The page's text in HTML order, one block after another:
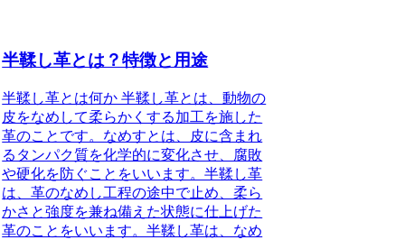
半鞣し革とは？特徴と用途
半鞣し革とは何か 半鞣し革とは、動物の
皮をなめして柔らかくする加工を施した
革のことです。なめすとは、皮に含まれ
るタンパク質を化学的に変化させ、腐敗
や硬化を防ぐことをいいます。半鞣し革
は、革のなめし工程の途中で止め、柔ら
かさと強度を兼ね備えた状態に仕上げた
革のことをいいます。半鞣し革は、なめ